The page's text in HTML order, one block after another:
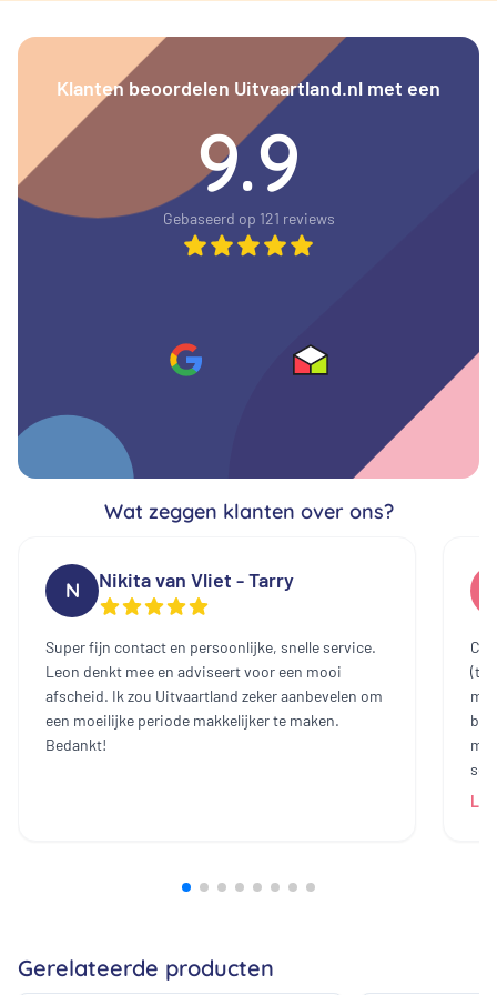
Klanten beoordelen Uitvaartland.nl met een
9.9
Gebaseerd op 121 reviews
Wat zeggen klanten over ons?
N Nikita van Vliet - Tarry
Super fijn contact en persoonlijke, snelle service.
Leon denkt mee en adviseert voor een mooi
afscheid. Ik zou Uitvaartland zeker aanbevelen om
een moeilijke periode makkelijker te maken.
Bedankt!
Gerelateerde producten